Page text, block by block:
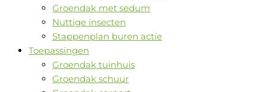
Groendak met sedum
Nuttige insecten
Stappenplan buren actie
Toepassingen
Groendak tuinhuis
Groendak schuur